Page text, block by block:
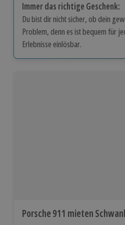
Immer das richtige Geschenk:
Du bist dir nicht sicher, ob dein
Problem, denn es ist bequem für
Erlebnisse einlösbar.
Porsche 911 mieten